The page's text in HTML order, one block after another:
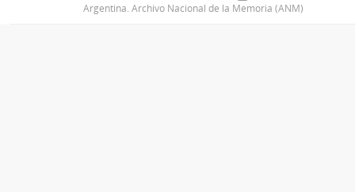
Argentina. Archivo Nacional de la Memoria (ANM)